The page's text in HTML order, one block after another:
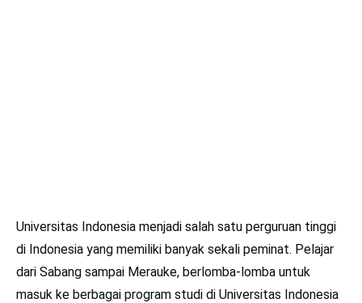
Universitas Indonesia menjadi salah satu perguruan tinggi
di Indonesia yang memiliki banyak sekali peminat. Pelajar
dari Sabang sampai Merauke, berlomba-lomba untuk
masuk ke berbagai program studi di Universitas Indonesia